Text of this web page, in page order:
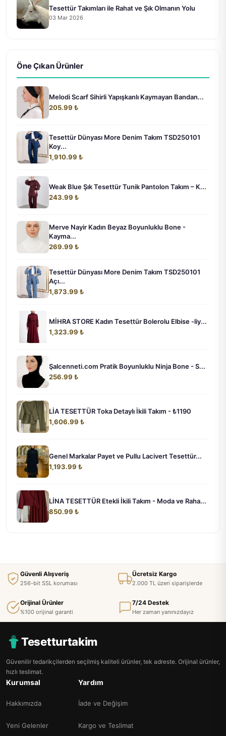
Tesettür Takımları ile Rahat ve Şık Olmanın Yolu
03 Mar 2026
Öne Çıkan Ürünler
Melodi Scarf Sihirli Yapışkanlı Kaymayan Bandan...
205.99 ₺
Tesettür Dünyası More Denim Takım TSD250101
Koy...
1,910.99 ₺
Weak Blue Şık Tesettür Tunik Pantolon Takım – K...
243.99 ₺
Merve Nayir Kadın Beyaz Boyunluklu Bone -
Kayma...
269.99 ₺
Tesettür Dünyası More Denim Takım TSD250101
Açı...
1,873.99 ₺
MİHRA STORE Kadın Tesettür Bolerolu Elbise -liy...
1,323.99 ₺
Şalcenneti.com Pratik Boyunluklu Ninja Bone - S...
256.99 ₺
LİA TESETTÜR Toka Detaylı İkili Takım - ₺1190
1,606.99 ₺
Genel Markalar Payet ve Pullu Lacivert Tesettür...
1,193.99 ₺
LİNA TESETTÜR Etekli İkili Takım - Moda ve Raha...
850.99 ₺
Güvenli Alışveriş
256-bit SSL koruması
Ücretsiz Kargo
2.000 TL üzeri siparişlerde
Orijinal Ürünler
%100 orijinal garanti
7/24 Destek
Her zaman yanınızdayız
Tesetturtakim
Güvenilir tedarikçilerden seçilmiş kaliteli ürünler, tek adreste. Orijinal ürünler,
hızlı teslimat.
Kurumsal
Hakkımızda
Yeni Gelenler
Yardım
İade ve Değişim
Kargo ve Teslimat